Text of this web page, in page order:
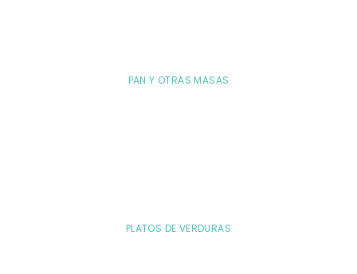
PAN Y OTRAS MASAS
PLATOS DE VERDURAS